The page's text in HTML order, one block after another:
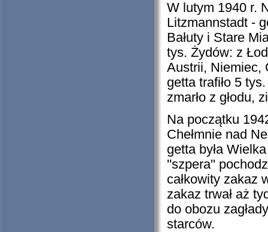
W lutym 1940 r.
Litzmannstadt -
Bałuty i Stare
tys. Żydów: z
Austrii, Niemiec,
getta trafiło 5
zmarło z głodu,
Na początku
Chełmnie nad
getta była
''szpera''
całkowity zakaz
zakaz trwał aż
do obozu
starców.